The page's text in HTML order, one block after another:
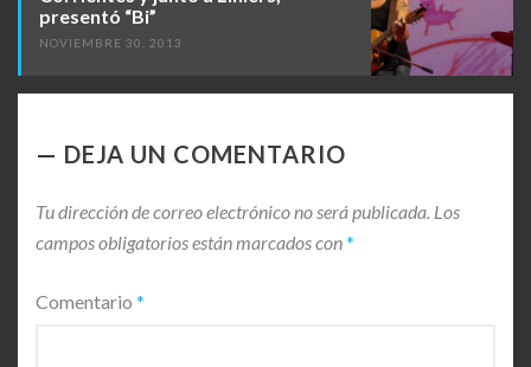
presentó “Bi”
NOVIEMBRE 30, 2013
DEJA UN COMENTARIO
Tu dirección de correo electrónico no será publicada. Los
campos obligatorios están marcados con*
Comentario *